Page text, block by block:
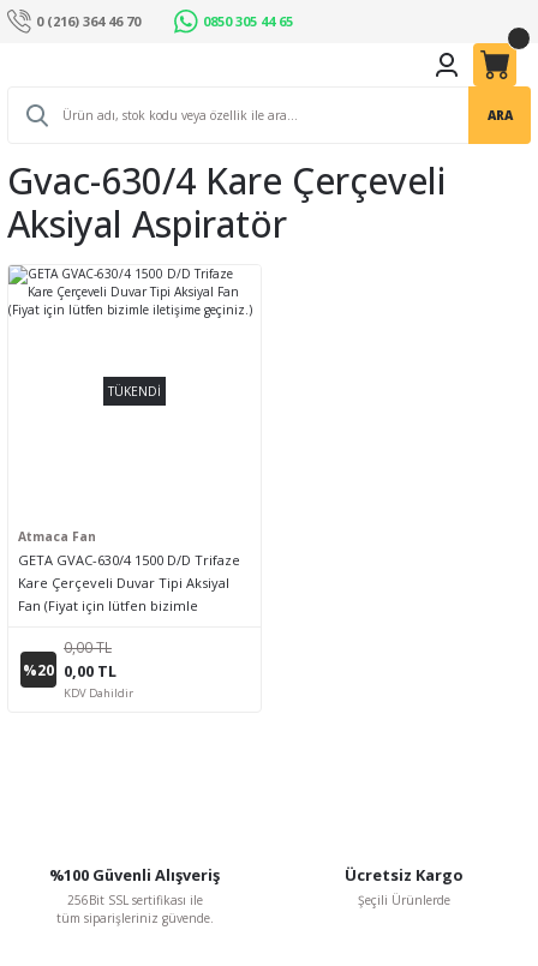
0 (216) 364 46 70 0850 305 44 65
ARA
Gvac-630/4 Kare Çerçeveli
Aksiyal Aspiratör
TÜKENDİ
Atmaca Fan
GETA GVAC-630/4 1500 D/D Trifaze
Kare Çerçeveli Duvar Tipi Aksiyal
Fan (Fiyat için lütfen bizimle
%20
0,00 TL
0,00 TL
KDV Dahildir
%100 Güvenli Alışveriş
256Bit SSL sertifikası ile
tüm siparişleriniz güvende.
Ücretsiz Kargo
Şeçili Ürünlerde